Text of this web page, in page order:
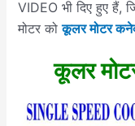
VIDEO भी दिए हुए
मोटर कोकूलर मोटर
कूलर